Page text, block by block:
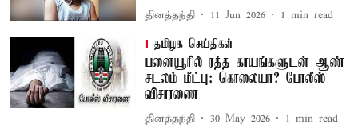
தினத்தந்தி 11 Jun 2026 1 min read
தமிழக செய்திகள்
பனையூரில் ரத்த காயங்களுடன் ஆண்
சடலம் மீட்பு: கொலையா? போலீஸ்
விசாரணை
தினத்தந்தி 30 May 2026 1 min read